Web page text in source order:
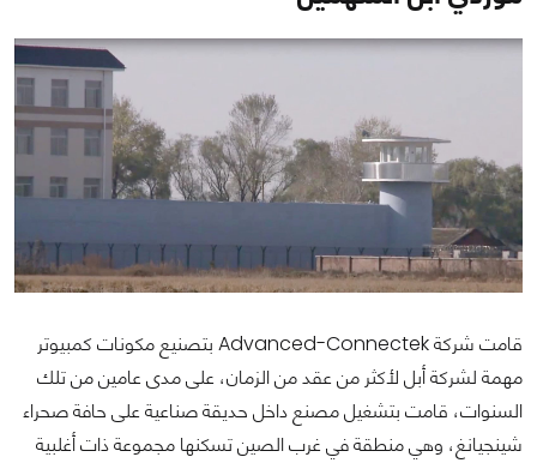
قامت شركة Advanced-Connectek بتصنيع مكونات كمبيوتر
مهمة لشركة أبل لأكثر من عقد من الزمان، على مدى عامين من تلك
السنوات، قامت بتشغيل مصنع داخل حديقة صناعية على حافة صحراء
شينجيانغ، وهي منطقة في غرب الصين تسكنها مجموعة ذات أغلبية